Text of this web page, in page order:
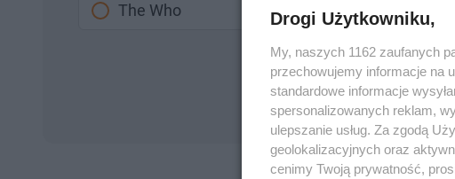
The Who
Następne
Drogi Użytkowniku,
My, naszych 1162 zaufanych
przechowujemy informacje na
standardowe informacje
spersonalizowanych reklam,
ulepszanie usług. Za zgodą
geolokalizacyjnych oraz
cenimy Twoją prywatność,